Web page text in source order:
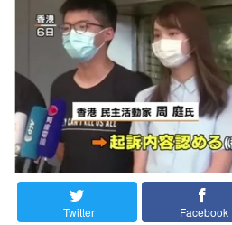
Twitter Facebook